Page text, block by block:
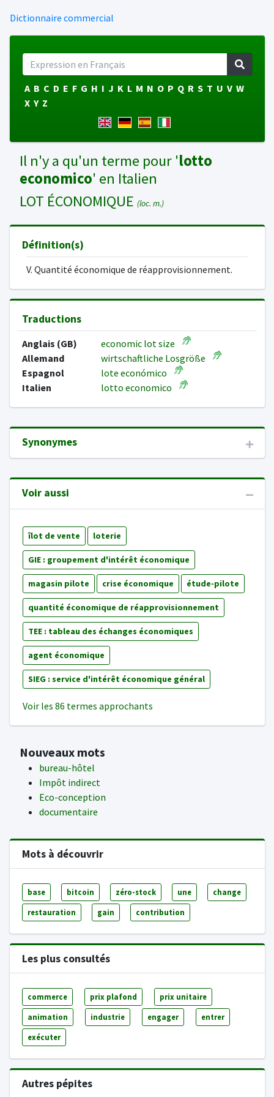
Dictionnaire commercial
A B C D E F G H I J K L M N O P Q R S T U V W
X Y Z
Il n'y a qu'un terme pour 'lotto
economico' en Italien
LOT ÉCONOMIQUE (loc. m.)
Définition(s)
V. Quantité économique de réapprovisionnement.
Traductions
Anglais (GB)
economic lot size
Allemand
wirtschaftliche Losgröße
Espagnol
lote económico
Italien
lotto economico
Synonymes
Voir aussi
îlot de vente loterie
GIE : groupement d'intérêt économique
magasin pilote crise économique étude-pilote
quantité économique de réapprovisionnement
TEE : tableau des échanges économiques
agent économique
SIEG : service d'intérêt économique général
Voir les 86 termes approchants
Nouveaux mots
bureau-hôtel
Impôt indirect
Eco-conception
documentaire
Mots à découvrir
base bitcoin zéro-stock une change
restauration gain contribution
Les plus consultés
commerce prix plafond prix unitaire
animation industrie engager entrer
exécuter
Autres pépites